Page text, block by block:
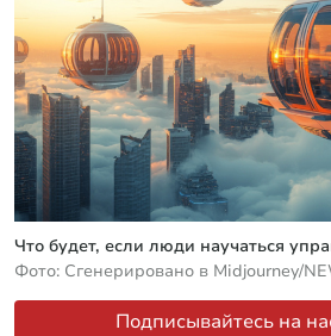
Что будет, если люди научаться
Фото: Сгенерировано в Midjourney/
Подписывайтесь на